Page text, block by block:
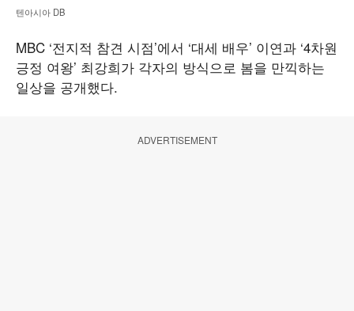
텐아시아 DB
MBC ‘전지적 참견 시점’에서 ‘대세 배우’ 이연과 ‘4차원
긍정 여왕’ 최강희가 각자의 방식으로 봄을 만끽하는
일상을 공개했다.
ADVERTISEMENT